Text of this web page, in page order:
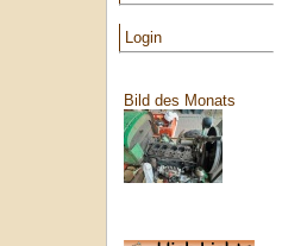
Login
Bild des Monats